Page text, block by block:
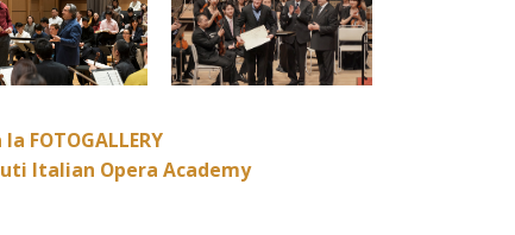
FOTOGALLERY
Italian Opera Academy